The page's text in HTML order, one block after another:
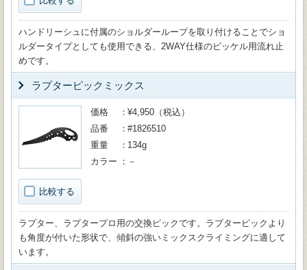
ハンドリーシュに付属のショルダーループを取り付けることでショ
ルダータイプとしても使用できる、2WAY仕様のピッケル用流れ止
めです。
ラプターピックミックス
比較する
価格
¥4,950（税込）
品番
#1826510
重量
134g
カラー
－
ラプター、ラプタープロ用の交換ピックです。ラプターピックより
も角度が付いた形状で、傾斜の強いミックスクライミングに適して
います。